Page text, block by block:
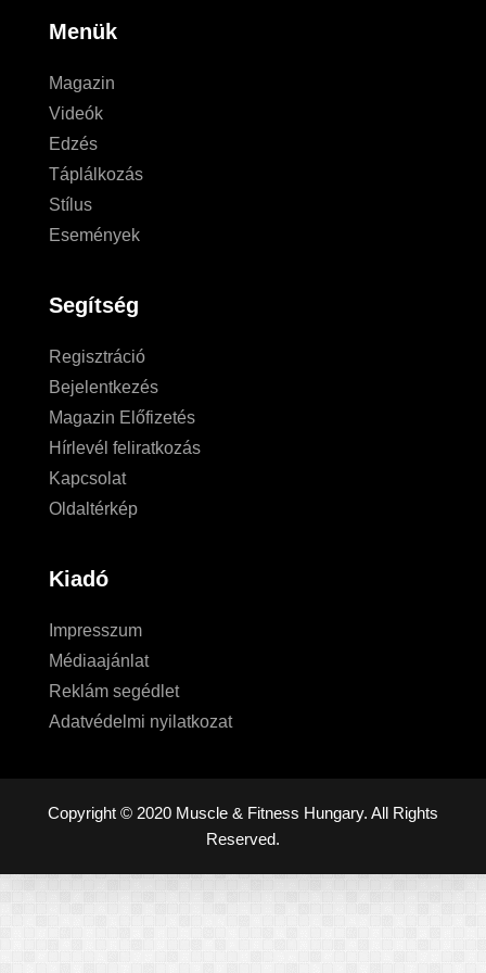
Menük
Magazin
Videók
Edzés
Táplálkozás
Stílus
Események
Segítség
Regisztráció
Bejelentkezés
Magazin Előfizetés
Hírlevél feliratkozás
Kapcsolat
Oldaltérkép
Kiadó
Impresszum
Médiaajánlat
Reklám segédlet
Adatvédelmi nyilatkozat
Copyright © 2020 Muscle & Fitness Hungary. All Rights
Reserved.